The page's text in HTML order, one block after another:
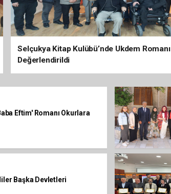
Selçukya Kitap Kulübü’nde Ukdem Romanı
Değerlendirildi
Eftim' Romanı Okurlara
Başka Devletleri